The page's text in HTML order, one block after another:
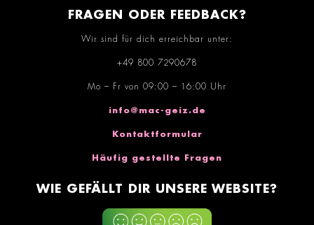
FRAGEN ODER FEEDBACK?
Wir sind für dich erreichbar unter:
+49 800 7290678
Mo – Fr von 09:00 – 16:00 Uhr
info@mac-geiz.de
Kontaktformular
Häufig gestellte Fragen
WIE GEFÄLLT DIR UNSERE WEBSITE?